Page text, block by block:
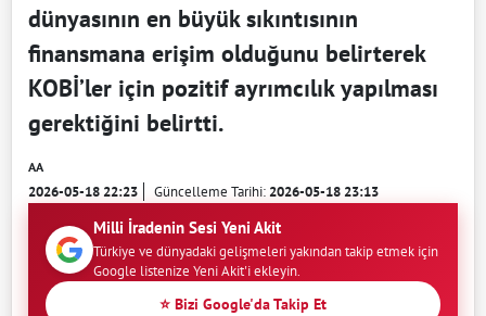
dünyasının en büyük sıkıntısının
finansmana erişim olduğunu belirterek
KOBİ’ler için pozitif ayrımcılık yapılması
gerektiğini belirtti.
AA
2026-05-18 22:23 Güncelleme Tarihi:2026-05-18 23:13
Milli İradenin Sesi Yeni Akit
Türkiye ve dünyadaki gelişmeleri yakından takip etmek için
Google listenize Yeni Akit'i ekleyin.
⭐ Bizi Google'da Takip Et